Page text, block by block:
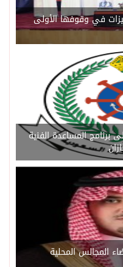
في وقوفها الأولى
برنامج المساعدة الفنية
المجالس المحلية